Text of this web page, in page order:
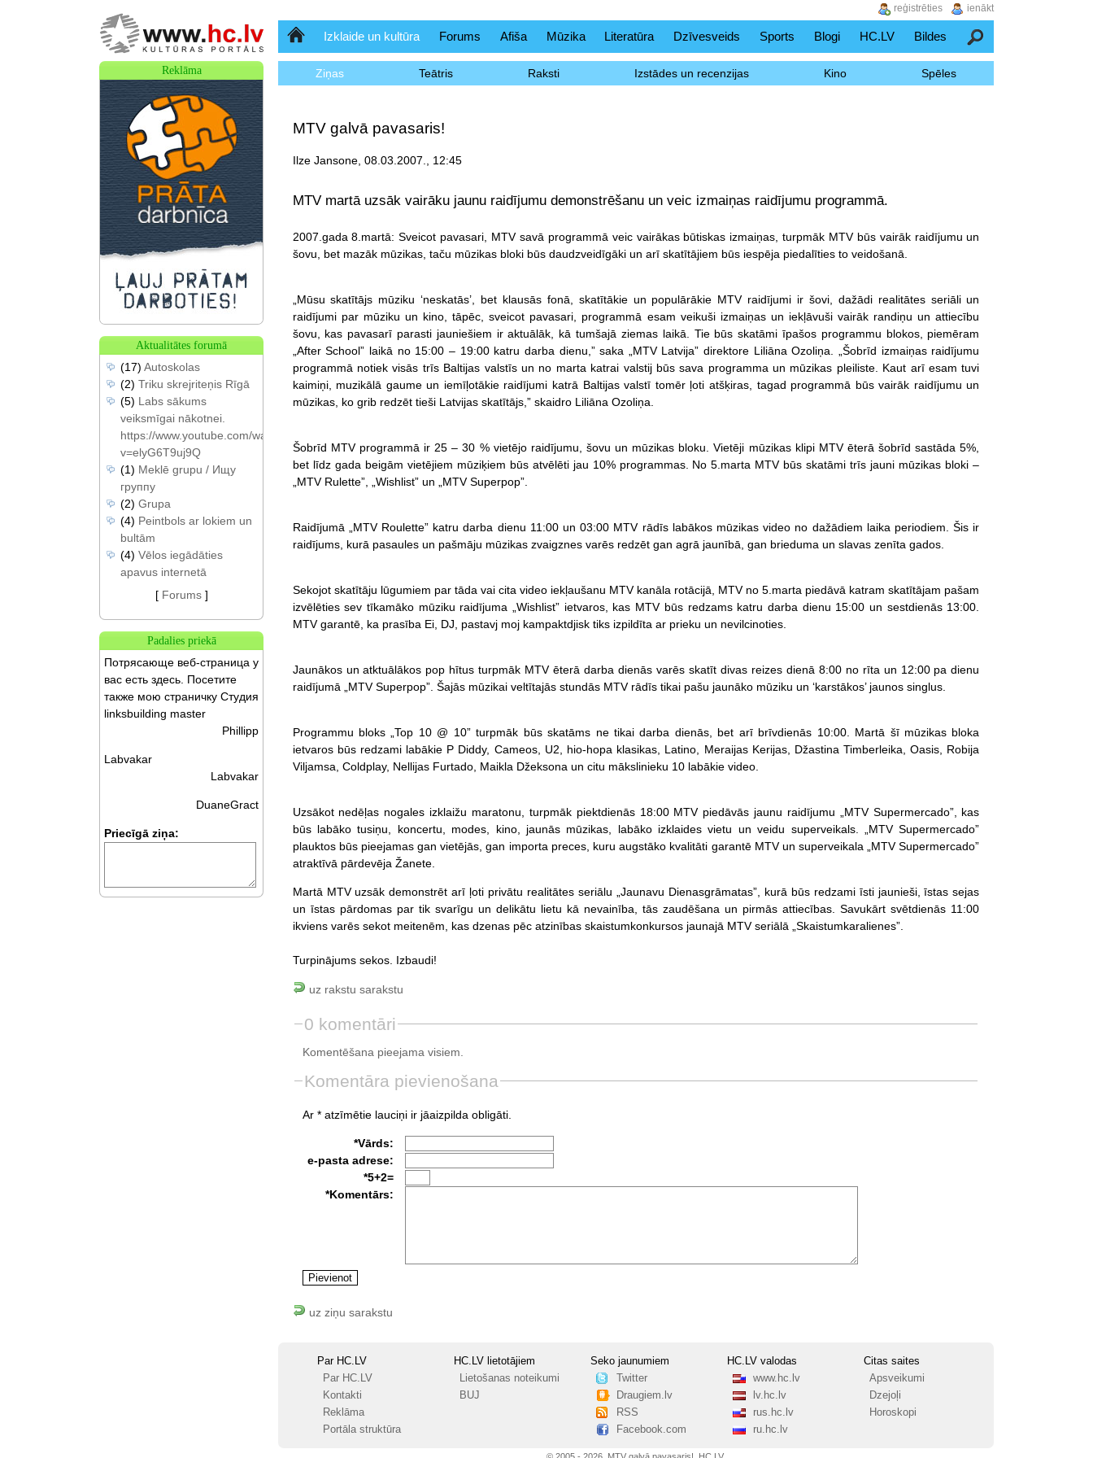
SākumlapaIzklaide un kultūra Forums Afiša Mūzika Literatūra Dzīvesveids Sports Blogi HC.LV Bildes Meklēšana
Ziņas Teātris Raksti Izstādes un recenzijas Kino Spēles
MTV galvā pavasaris!
Ilze Jansone, 08.03.2007., 12:45
MTV martā uzsāk vairāku jaunu raidījumu demonstrēšanu un veic izmaiņas raidījumu programmā.
2007.gada 8.martā: Sveicot pavasari, MTV savā programmā veic vairākas būtiskas izmaiņas, turpmāk MTV būs vairāk raidījumu un
šovu, bet mazāk mūzikas, taču mūzikas bloki būs daudzveidīgāki un arī skatītājiem būs iespēja piedalīties to veidošanā.
„Mūsu skatītājs mūziku ‘neskatās’, bet klausās fonā, skatītākie un populārākie MTV raidījumi ir šovi, dažādi realitātes seriāli un
raidījumi par mūziku un kino, tāpēc, sveicot pavasari, programmā esam veikuši izmaiņas un iekļāvuši vairāk randiņu un attiecību
šovu, kas pavasarī parasti jauniešiem ir aktuālāk, kā tumšajā ziemas laikā. Tie būs skatāmi īpašos programmu blokos, piemēram
„After School” laikā no 15:00 – 19:00 katru darba dienu,” saka „MTV Latvija” direktore Liliāna Ozoliņa. „Šobrīd izmaiņas raidījumu
programmā notiek visās trīs Baltijas valstīs un no marta katrai valstij būs sava programma un mūzikas pleiliste. Kaut arī esam tuvi
kaimiņi, muzikālā gaume un iemīļotākie raidījumi katrā Baltijas valstī tomēr ļoti atšķiras, tagad programmā būs vairāk raidījumu un
mūzikas, ko grib redzēt tieši Latvijas skatītājs,” skaidro Liliāna Ozoliņa.
Šobrīd MTV programmā ir 25 – 30 % vietējo raidījumu, šovu un mūzikas bloku. Vietēji mūzikas klipi MTV ēterā šobrīd sastāda 5%,
bet līdz gada beigām vietējiem mūziķiem būs atvēlēti jau 10% programmas. No 5.marta MTV būs skatāmi trīs jauni mūzikas bloki –
„MTV Rulette”, „Wishlist” un „MTV Superpop”.
Raidījumā „MTV Roulette” katru darba dienu 11:00 un 03:00 MTV rādīs labākos mūzikas video no dažādiem laika periodiem. Šis ir
raidījums, kurā pasaules un pašmāju mūzikas zvaigznes varēs redzēt gan agrā jaunībā, gan brieduma un slavas zenīta gados.
Sekojot skatītāju lūgumiem par tāda vai cita video iekļaušanu MTV kanāla rotācijā, MTV no 5.marta piedāvā katram skatītājam pašam
izvēlēties sev tīkamāko mūziku raidījuma „Wishlist” ietvaros, kas MTV būs redzams katru darba dienu 15:00 un sestdienās 13:00.
MTV garantē, ka prasība Ei, DJ, pastavj moj kampaktdjisk tiks izpildīta ar prieku un nevilcinoties.
Jaunākos un atktuālākos pop hītus turpmāk MTV ēterā darba dienās varēs skatīt divas reizes dienā 8:00 no rīta un 12:00 pa dienu
raidījumā „MTV Superpop”. Šajās mūzikai veltītajās stundās MTV rādīs tikai pašu jaunāko mūziku un ‘karstākos’ jaunos singlus.
Programmu bloks „Top 10 @ 10” turpmāk būs skatāms ne tikai darba dienās, bet arī brīvdienās 10:00. Martā šī mūzikas bloka
ietvaros būs redzami labākie P Diddy, Cameos, U2, hio-hopa klasikas, Latino, Meraijas Kerijas, Džastina Timberleika, Oasis, Robija
Viljamsa, Coldplay, Nellijas Furtado, Maikla Džeksona un citu mākslinieku 10 labākie video.
Uzsākot nedēļas nogales izklaižu maratonu, turpmāk piektdienās 18:00 MTV piedāvās jaunu raidījumu „MTV Supermercado”, kas
būs labāko tusiņu, koncertu, modes, kino, jaunās mūzikas, labāko izklaides vietu un veidu superveikals. „MTV Supermercado”
plauktos būs pieejamas gan vietējās, gan importa preces, kuru augstāko kvalitāti garantē MTV un superveikala „MTV Supermercado”
atraktīvā pārdevēja Žanete.
Martā MTV uzsāk demonstrēt arī ļoti privātu realitātes seriālu „Jaunavu Dienasgrāmatas”, kurā būs redzami īsti jaunieši, īstas sejas
un īstas pārdomas par tik svarīgu un delikātu lietu kā nevainība, tās zaudēšana un pirmās attiecības. Savukārt svētdienās 11:00
ikviens varēs sekot meitenēm, kas dzenas pēc atzinības skaistumkonkursos jaunajā MTV seriālā „Skaistumkaralienes”.
Turpinājums sekos. Izbaudi!
uz rakstu sarakstu
0 komentāri
Komentēšana pieejama visiem.
Komentāra pievienošana
Ar * atzīmētie lauciņi ir jāaizpilda obligāti.
*Vārds:
e-pasta adrese:
*5+2=
*Komentārs:
uz ziņu sarakstu
Par HC.LV
Par HC.LV
Kontakti
Reklāma
Portāla struktūra
HC.LV lietotājiem
Lietošanas noteikumi
BUJ
Seko jaunumiem
Twitter
Draugiem.lv
RSS
Facebook.com
HC.LV valodas
www.hc.lv
lv.hc.lv
rus.hc.lv
ru.hc.lv
Citas saites
Apsveikumi
Dzejoļi
Horoskopi
Reklāma
Aktualitātes forumā
(17) Autoskolas
(2) Triku skrejriteņis Rīgā
(5) Labs sākums
veiksmīgai nākotnei.
https://www.youtube.com/watch?
v=elyG6T9uj9Q
(1) Meklē grupu / Ищу
группу
(2) Grupa
(4) Peintbols ar lokiem un
bultām
(4) Vēlos iegādāties
apavus internetā
[ Forums]
Padalies priekā
Потрясающе веб-страница у
вас есть здесь. Посетите
также мою страничку Студия
linksbuilding master
Phillipp
Labvakar
Labvakar
DuaneGract
Priecīgā ziņa:
ienākt
reģistrēties